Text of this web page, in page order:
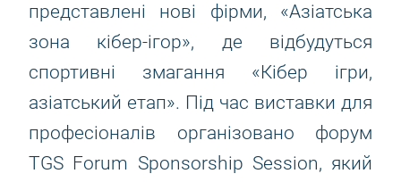
представлені нові фірми, «Азіатська
зона кібер-ігор», де відбудуться
спортивні змагання «Кібер ігри,
азіатський етап». Під час виставки для
професіоналів організовано форум
TGS Forum Sponsorship Session, який